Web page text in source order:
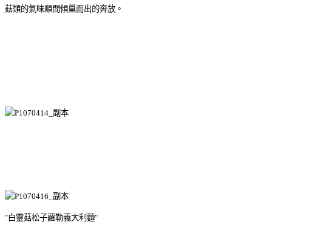
菇類的氣味順間傾巢而出的奔放。
"白靈菇松子蘿勒義大利麵"